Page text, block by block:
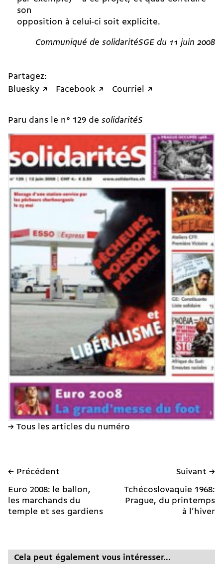
son
opposition à celui-ci soit explicite.
Communiqué de solidaritéSGE du 11 juin 2008
Partagez:
Bluesky ↗
Facebook ↗ Courriel ↗
Paru dans le n° 129 de solidaritéS
→ Tous les articles du numéro
← Précédent
Euro 2008: le ballon,
les marchands du
temple et ses gardiens
Suivant →
Tchécoslovaquie 1968:
Prague, du printemps
à l'hiver
Cela peut également vous intéresser...